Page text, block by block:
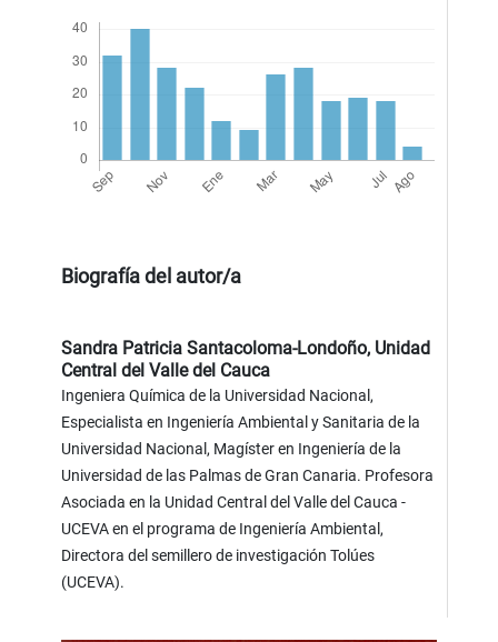
Biografía del autor/a
Sandra Patricia Santacoloma-Londoño, Unidad
Central del Valle del Cauca
Ingeniera Química de la Universidad Nacional,
Especialista en Ingeniería Ambiental y Sanitaria de la
Universidad Nacional, Magíster en Ingeniería de la
Universidad de las Palmas de Gran Canaria. Profesora
Asociada en la Unidad Central del Valle del Cauca -
UCEVA en el programa de Ingeniería Ambiental,
Directora del semillero de investigación Tolúes
(UCEVA).